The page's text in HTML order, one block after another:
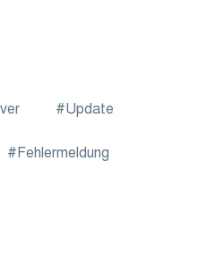
Update
Fehlermeldung